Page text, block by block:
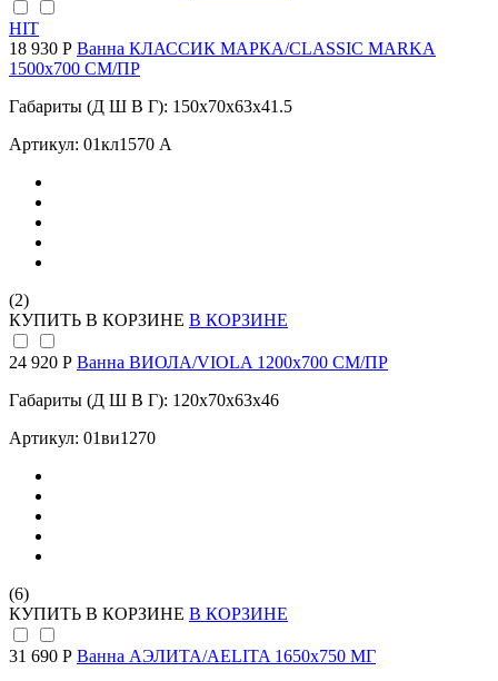
HIT
18 930 Р Ванна КЛАССИК МАРКА/CLASSIC MARKA
1500х700 СМ/ПР
Габариты (Д Ш В Г): 150x70x63x41.5
Артикул: 01кл1570 А
(2)
КУПИТЬ В КОРЗИНЕ В КОРЗИНЕ
24 920 Р Ванна ВИОЛА/VIOLA 1200х700 СМ/ПР
Габариты (Д Ш В Г): 120x70x63x46
Артикул: 01ви1270
(6)
КУПИТЬ В КОРЗИНЕ В КОРЗИНЕ
31 690 Р Ванна АЭЛИТА/AELITA 1650х750 МГ